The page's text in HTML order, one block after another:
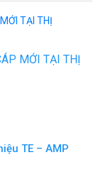
MỚI TẠI THỊ
TE – AMP